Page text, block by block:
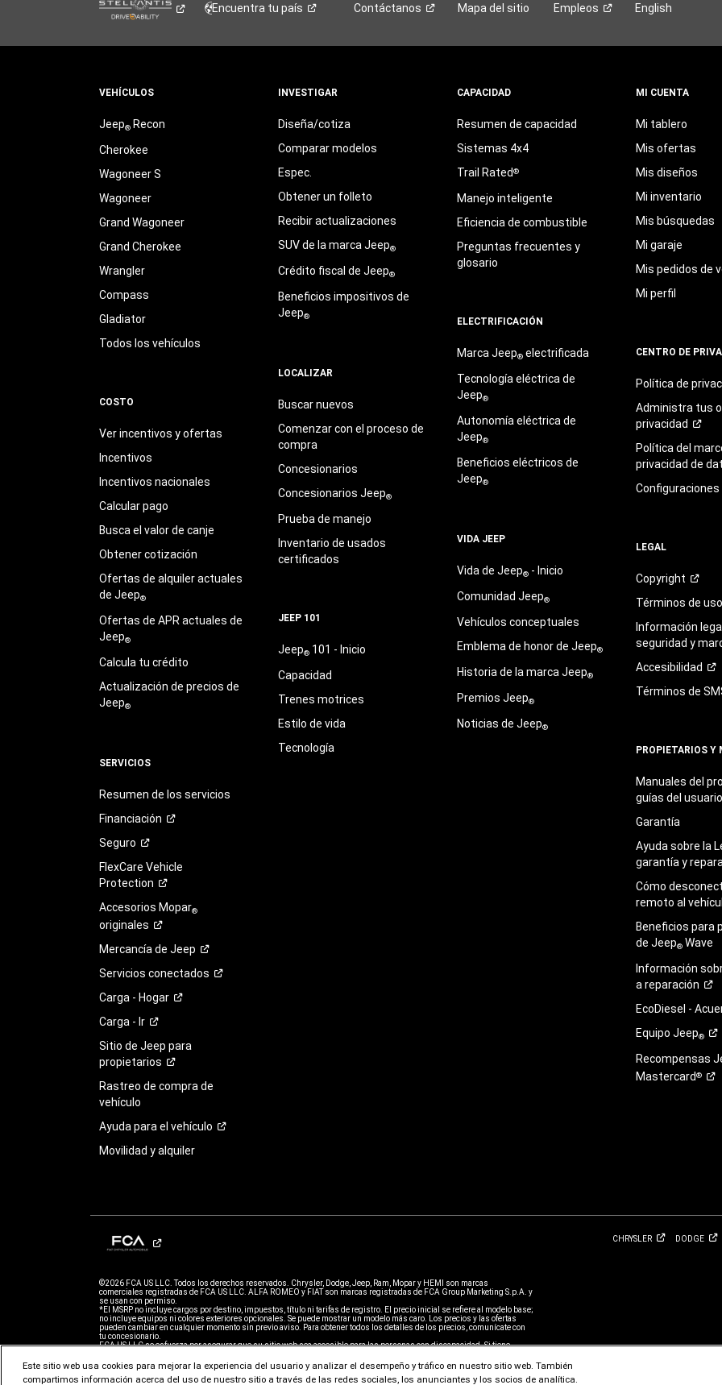
Encuentra tu país Contáctanos Mapa del sitio Empleos English
VEHÍCULOS
Jeep®Recon
Cherokee
Wagoneer S
Wagoneer
Grand Wagoneer
Grand Cherokee
Wrangler
Compass
Gladiator
Todos los vehículos
COSTO
Ver incentivos y ofertas
Incentivos
Incentivos nacionales
Calcular pago
Busca el valor de canje
Obtener cotización
Ofertas de alquiler actuales
de Jeep®
Ofertas de APR actuales de
Jeep®
Calcula tu crédito
Actualización de precios de
Jeep®
SERVICIOS
Resumen de los servicios
Financiación
Seguro
FlexCare Vehicle
Protection
Accesorios Mopar®
originales
Mercancía de Jeep
Servicios conectados
Carga - Hogar
Carga - Ir
Sitio de Jeep para
propietarios
Rastreo de compra de
vehículo
Ayuda para el vehículo
Movilidad y alquiler
INVESTIGAR
Diseña/cotiza
Comparar modelos
Espec.
Obtener un folleto
Recibir actualizaciones
SUV de la marca Jeep®
Crédito fiscal de Jeep®
Beneficios impositivos de
Jeep®
LOCALIZAR
Buscar nuevos
Comenzar con el proceso de
compra
Concesionarios
Concesionarios Jeep®
Prueba de manejo
Inventario de usados
certificados
JEEP 101
Jeep®101 - Inicio
Capacidad
Trenes motrices
Estilo de vida
Tecnología
CAPACIDAD
Resumen de capacidad
Sistemas 4x4
Trail Rated®
Manejo inteligente
Eficiencia de combustible
Preguntas frecuentes y
glosario
ELECTRIFICACIÓN
Marca Jeep®electrificada
Tecnología eléctrica de
Jeep®
Autonomía eléctrica de
Jeep®
Beneficios eléctricos de
Jeep®
VIDA JEEP
Vida de Jeep®- Inicio
Comunidad Jeep®
Vehículos conceptuales
Emblema de honor de Jeep®
Historia de la marca Jeep®
Premios Jeep®
Noticias de Jeep®
MI CUENTA
Mi tablero
Mis ofertas
Mis diseños
Mi inventario
Mis búsquedas
Mi garaje
Mis pedidos de
Mi perfil
CENTRO DE
Política de
Administra tus
privacidad
Política del
privacidad de
Configuraciones
LEGAL
Copyright
Términos deuso
Información
seguridad y
Accesibilidad
Términos de
PROPIETARIOS Y
Manuales del
guías delusuario
Garantía
Ayuda sobre la
garantía y
Cómo
remoto al
Beneficios para
de Jeep® Wave
Información
areparación
EcoDiesel -
Equipo Jeep®
Recompensas
Mastercard®
CHRYSLER DODGE
©2026 FCA US LLC. Todos los derechos reservados. Chrysler, Dodge, Jeep, Ram, Mopar y HEMI son marcas
comerciales registradas de FCA US LLC. ALFA ROMEO y FIAT son marcas registradas de FCA Group Marketing S.p.A. y
se usan con permiso.
*El MSRP no incluye cargos por destino, impuestos, título ni tarifas de registro. El precio inicial se refiere al modelo base;
no incluye equipos ni colores exteriores opcionales. Se puede mostrar un modelo más caro. Los precios y las ofertas
pueden cambiar en cualquier momento sin previo aviso. Para obtener todos los detalles de los precios, comunícate con
tu concesionario.
FCA US LLC se esfuerza por asegurar que su sitio web sea accesible para las personas con discapacidad. Si tiene
1-877-IAMJEEP para obtener asistencia adicional o para informar sobre un problema. El acceso a www.jeep.com está
sujeto a la Política de privacidad y los Términos de uso de FCA US LLC.
Este sitio web usa cookies para mejorar la experiencia del usuario y analizar el desempeño y tráfico en nuestro sitio web. También
compartimos información acerca del uso de nuestro sitio a través de las redes sociales, los anunciantes y los socios de analítica.